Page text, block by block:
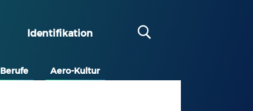
Identifikation
Berufe Aero-Kultur